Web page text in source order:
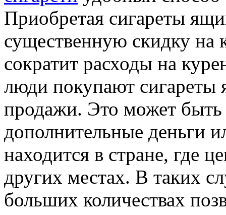
Приобретая сигареты
существенную скидку на
сократит расходы на
люди покупают
продажи. Это может быть
дополнительные деньги
находится в стране, где
других местах. В таких
больших количествах